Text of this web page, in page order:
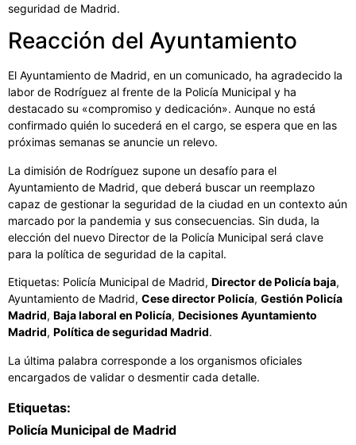
seguridad de Madrid.
Reacción del Ayuntamiento
El Ayuntamiento de Madrid, en un comunicado, ha agradecido la
labor de Rodríguez al frente de la Policía Municipal y ha
destacado su «compromiso y dedicación». Aunque no está
confirmado quién lo sucederá en el cargo, se espera que en las
próximas semanas se anuncie un relevo.
La dimisión de Rodríguez supone un desafío para el
Ayuntamiento de Madrid, que deberá buscar un reemplazo
capaz de gestionar la seguridad de la ciudad en un contexto aún
marcado por la pandemia y sus consecuencias. Sin duda, la
elección del nuevo Director de la Policía Municipal será clave
para la política de seguridad de la capital.
Etiquetas: Policía Municipal de Madrid, Director de Policía baja,
Ayuntamiento de Madrid, Cese director Policía, Gestión Policía
Madrid, Baja laboral en Policía, Decisiones Ayuntamiento
Madrid, Política de seguridad Madrid.
La última palabra corresponde a los organismos oficiales
encargados de validar o desmentir cada detalle.
Etiquetas:
Policía Municipal de Madrid